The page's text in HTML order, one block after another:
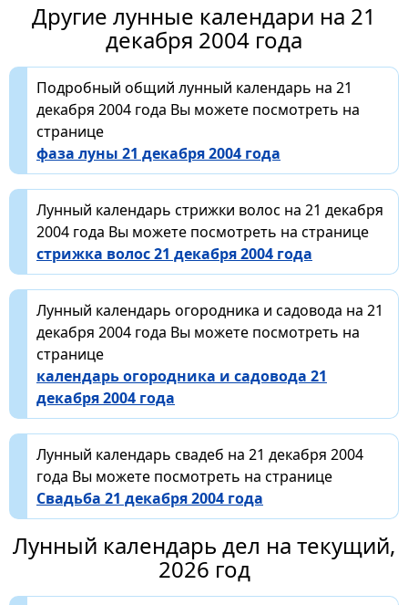
Другие лунные календари на 21
декабря 2004 года
Подробный общий лунный календарь на 21
декабря 2004 года Вы можете посмотреть на
странице
фаза луны 21 декабря 2004 года
Лунный календарь стрижки волос на 21 декабря
2004 года Вы можете посмотреть на странице
стрижка волос 21 декабря 2004 года
Лунный календарь огородника и садовода на 21
декабря 2004 года Вы можете посмотреть на
странице
календарь огородника и садовода 21
декабря 2004 года
Лунный календарь свадеб на 21 декабря 2004
года Вы можете посмотреть на странице
Свадьба 21 декабря 2004 года
Лунный календарь дел на текущий,
2026 год